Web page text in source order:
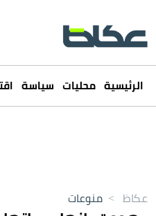
الرئيسية محليات سياسة
عكاظ > منوعات